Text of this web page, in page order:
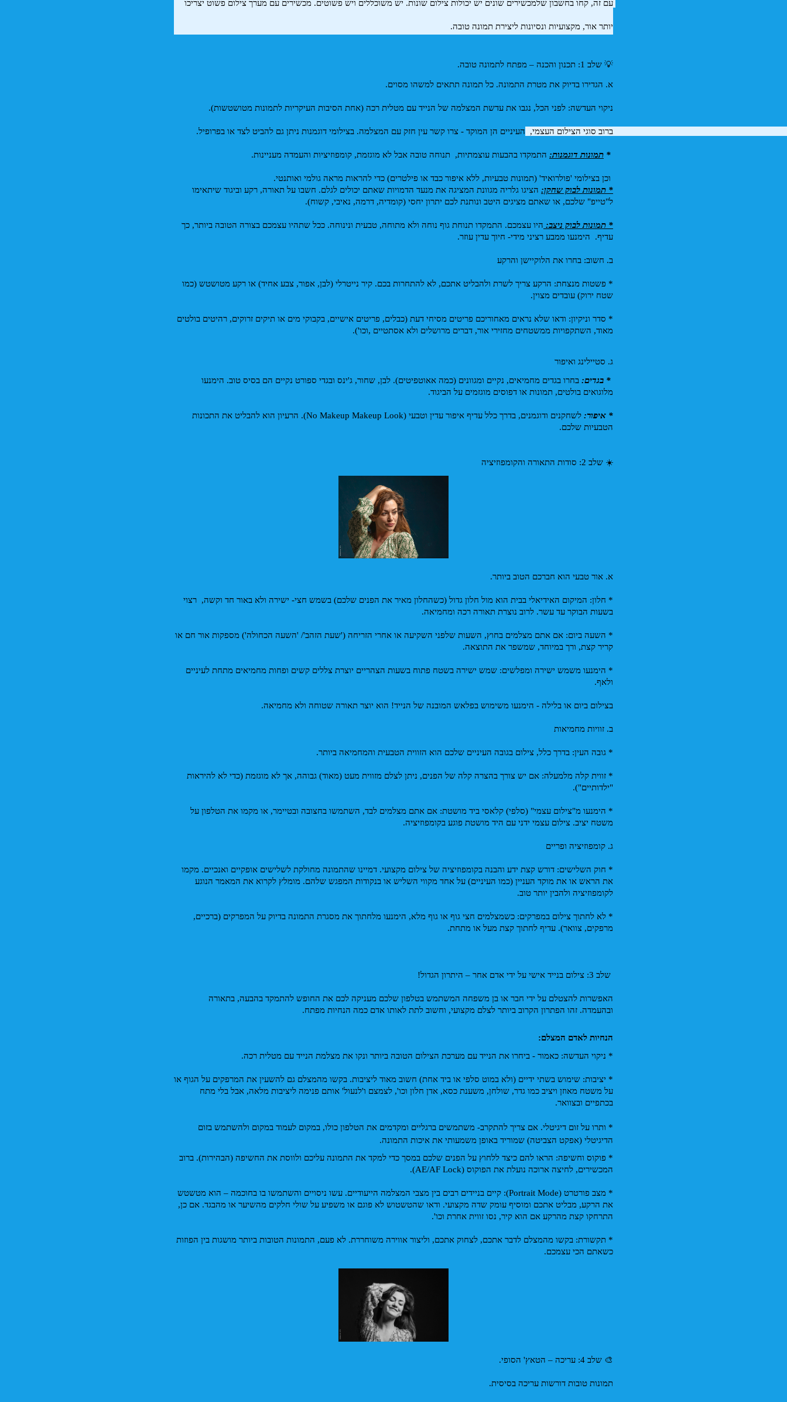
יותר אור, מקצועיות ונסיונות ליצירת תמונה טובה.
💡 שלב 1: תכנון והכנה – מפתח לתמונה טובה .
א. הגדירו בדיוק את מטרת התמונה. כל תמונה תתאים למשהו מסוים.
ניקוי העדשה: לפני הכל, נגבו את עדשת המצלמה של הנייד עם מטלית רכה (אחת הסיבות העיקריות לתמונות מטושטשות).
ברוב סוגי הצילום העצמי, העיניים הן המוקד - צרו קשר עין חזק עם המצלמה. בצילומי דוגמנות ניתן גם להביט לצד או בפרופיל.
* תמונות דוגמנות: התמקדו בהבעות עוצמתיות,  תנוחה טובה אבל לא מוגזמת, קומפוזיציות והעמדה מעניינות.
וכן בצילומי 'פולרואיד' (תמונות טבעיות, ללא איפור כבד או פילטרים) כדי להראות מראה גולמי ואותנטי.
* תמונות לבוק שחקן:
ל"טייפ" שלכם, או שאתם מציגים היטב ונותנת לכם יתרון יחסי (קומדיה, דרמה, נאיבי, קשוח).
* תמונות לבוק ניצב:
עדיף.  הימנעו ממבע רציני מידי- חיוך עדין עוזר.
ב. חשוב: בחרו את הלוקיישן והרקע
שטח ירוק) עובדים מצוין.
מאוד, השתקפויות ממשטחים מחזירי אור, דברים מרושלים ולא אסתטיים ,וכו').
ג. סטיילינג ואיפור
* בגדים:
מלוגואים בולטים, תמונות או דפוסים מוגזמים על הביגוד.
* איפור:
הטבעיות שלכם.
☀️ שלב 2: סודות התאורה והקומפוזיציה
א. אור טבעי הוא חברכם הטוב ביותר.
בשעות הבוקר עד עשר. לרוב נוצרת תאורה רכה ומחמיאה.
קריר קצת, ורך במיוחד, שמשפר את התוצאה.
ולאף.
בצילום ביום או בלילה - הימנעו משימוש בפלאש המובנה של הנייד! הוא יוצר תאורה שטוחה ולא מחמיאה.
ב. זוויות מחמיאות
* גובה העין: בדרך כלל, צילום בגובה העיניים שלכם הוא הזווית הטבעית והמחמיאה ביותר.
"ילדותיים").
משטח יציב. צילום עצמי ידני עם היד מושטת פוגע בקומפוזיציה.
ג. קומפוזיציה ופריים
את הראש או את מוקד העניין (כמו העיניים) על אחד מקווי השליש או בנקודות המפגש שלהם.
לקומפוזיציה ולהבין יותר טוב.
מרפקים, צוואר). עדיף לחתוך קצת מעל או מתחת.
שלב 3: צילום בנייד אישי על ידי אדם אחר – היתרון הגדול!
ובהעמדה. זהו הפתרון הקרוב ביותר לצלם מקצועי, וחשוב לתת לאותו אדם כמה הנחיות מפתח.
הנחיות לאדם המצלם:
* ניקוי העדשה: כאמור - ביחרו את הנייד עם מערכת הצילום הטובה ביותר ונקו את מצלמת הנייד עם מטלית רכה.
בכתפיים ובצוואר.
הדיגיטלי (אפקט הצביטה) שמוריד באופן משמעותי את איכות התמונה.
המכשירים, לחיצה ארוכה נועלת את הפוקוס (AE/AF Lock).
התרחקו קצת מהרקע אם הוא קיר, נסו זווית אחרת וכו'.
כשאתם הכי עצמכם.
🎨 שלב 4: עריכה – הטאץ' הסופי.
תמונות טובות דורשות עריכה בסיסית.